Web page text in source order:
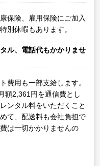
保険、雇用保険にご加入
別休暇もあります。
ル、電話代もかかりませ
費用も一部支給します。
額2,361円を通信費とし
ンタル料をいただくこと
て、配送料も会社負担で
は一切かかりませんの